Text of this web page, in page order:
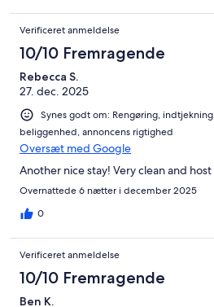
Verificeret anmeldelse
10/10 Fremragende
Rebecca S.
27. dec. 2025
Synes godt om: Rengøring,
beliggenhed, annoncens rigtighed
Oversæt med Google
Another nice stay! Very clean and
Overnattede 6 nætter i december 2025
0
Verificeret anmeldelse
10/10 Fremragende
Ben K.